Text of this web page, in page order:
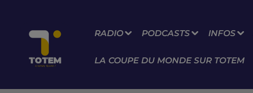
RADIO PODCASTS INFOS
LA COUPE DU MONDE SUR TOTEM